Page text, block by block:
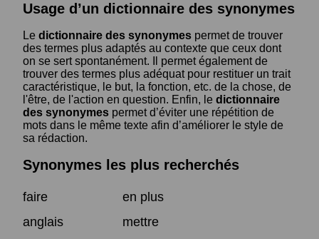
Usage d’un dictionnaire des synonymes
Le dictionnaire des synonymes permet de trouver
des termes plus adaptés au contexte que ceux dont
on se sert spontanément. Il permet également de
trouver des termes plus adéquat pour restituer un trait
caractéristique, le but, la fonction, etc. de la chose, de
l'être, de l'action en question. Enfin, le dictionnaire
des synonymes permet d’éviter une répétition de
mots dans le même texte afin d’améliorer le style de
sa rédaction.
Synonymes les plus recherchés
faire
en plus
anglais
mettre